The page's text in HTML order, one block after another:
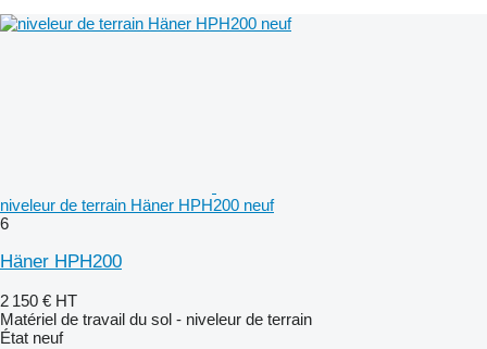
niveleur de terrain Häner HPH200 neuf
6
Häner HPH200
2 150 € HT
Matériel de travail du sol - niveleur de terrain
État neuf